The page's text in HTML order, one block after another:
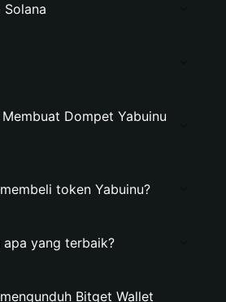
Dompet Yabuinu
token Yabuinu?
yang terbaik?
Bitget Wallet